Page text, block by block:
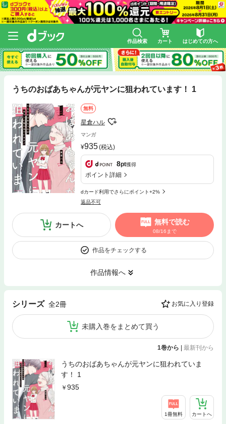
作品検索 カート はじめての方へ
うちのおばあちゃんが元ヤンに狙われています！ 1
無料
星倉ハル
マンガ
935(税込)
8pt獲得
ポイント詳細
dカード利用でさらにポイント+2%
返品不可
カートへ 無料で読む
08/16まで
作品をチェックする
作品情報へ
シリーズ 全2冊 お気に入り登録
未購入巻をまとめて買う
1巻から 最新刊から
うちのおばあちゃんが元ヤンに狙われていま
す！ 1
935
1冊無料 カートへ